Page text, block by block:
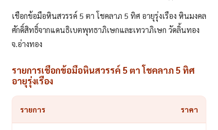
เชือกข้อมือหินสวรรค์ 5 ตา โชคลาภ 5 ทิศ อายุรุ่งเรือง หินมงคล
ศักดิ์สิทธิ์จากแดนธิเบตพุทธาภิเษกและเทวาภิเษก วัดลิ้นทอง
จ.อ่างทอง
รายการเชือกข้อมือหินสวรรค์ 5 ตา โชคลาภ 5 ทิศ
อายุรุ่งเรือง
รายการ ราคา